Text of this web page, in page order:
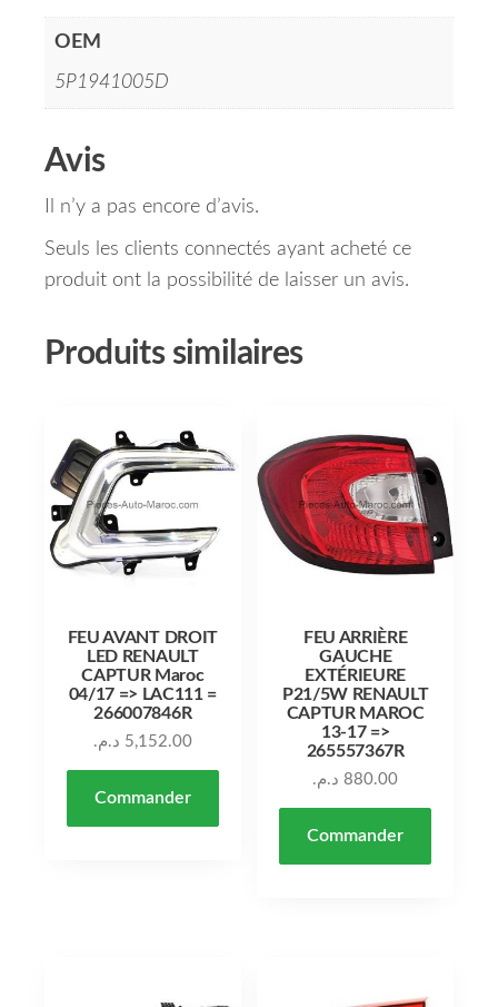
OEM
5P1941005D
Avis
Il n’y a pas encore d’avis.
Seuls les clients connectés ayant acheté ce
produit ont la possibilité de laisser un avis.
Produits similaires
FEU AVANT DROIT
LED RENAULT
CAPTUR Maroc
04/17 => LAC111 =
266007846R
5,152.00 د.م.
Commander
FEU ARRIÈRE
GAUCHE
EXTÉRIEURE
P21/5W RENAULT
CAPTUR MAROC
13-17 =>
265557367R
880.00 د.م.
Commander